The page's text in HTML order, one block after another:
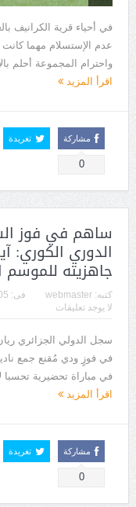
في أحياء قرية الكرانيف
عدم الإستسلام مهما
واحترام المجموعة أحلم
اقرأ المزيد
مشاركة
0
تغريدة
ساهم في فوز
الدوري الكوري:
جاهزيته للموسم
كتبه: webmaster فى: 05
لا يوجد تعليقات
سجل الدولي الجزائري
في فوزٍ ودي مُقنع جمع
في مباراة تحضيرية تحسبا
اقرأ المزيد
مشاركة
0
تغريدة